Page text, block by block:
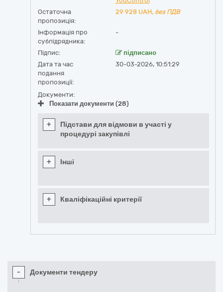
Остаточна
пропозиція:
29 928 UAH, без ПДВ
Інформація про
субпідрядника:
-
Підпис:
підписано
Дата та час
подання
пропозиції:
30-03-2026, 10:51:29
Документи:
Показати документи (28)
+
Підстави для відмови в участі у
процедурі закупівлі
+ Інші
+ Кваліфікаційні критерії
- Документи тендеру